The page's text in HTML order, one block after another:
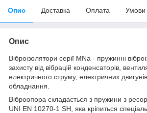
Опис Доставка Оплата Умови
Опис
Віброізолятори серії MNa - пружинні
захисту від вібрацій конденсаторів,
електричного струму, електричних
обладнання.
Віброопора складається з пружини з
UNI EN 10270-1 SH, яка кріпиться